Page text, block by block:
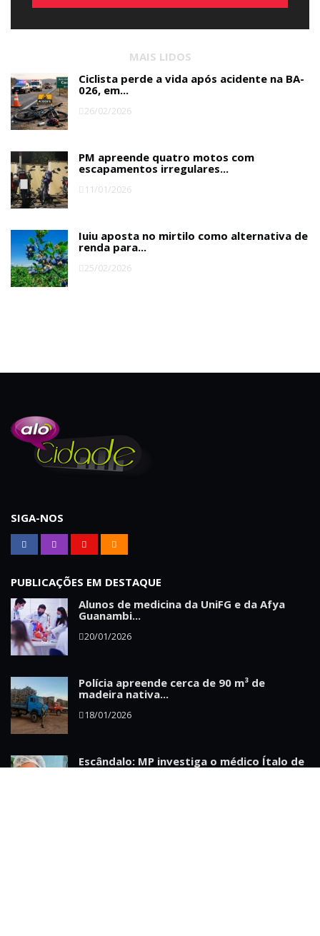
MAIS LIDOS
Ciclista perde a vida após acidente na BA-
026, em...
26/02/2026
PM apreende quatro motos com
escapamentos irregulares...
11/01/2026
Iuiu aposta no mirtilo como alternativa de
renda para...
25/02/2026
SIGA-NOS
PUBLICAÇÕES EM DESTAQUE
Alunos de medicina da UniFG e da Afya
Guanambi...
20/01/2026
Polícia apreende cerca de 90 m³ de
madeira nativa...
18/01/2026
Escândalo: MP investiga o médico Ítalo de
Castro...